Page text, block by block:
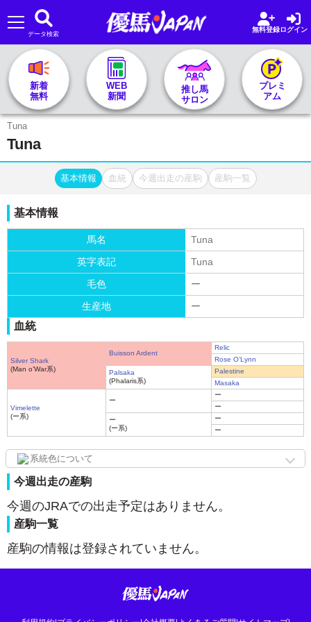
🏇 推し馬サロンTOP
レース一覧
プラン案内
データ検索
無料登録ログイン
新着
無料
WEB
新聞
推し馬
サロン
プレミ
アム
Tuna
Tuna
基本情報 血統 今週出走の産駒 産駒一覧
基本情報
馬名
Tuna
英字表記
Tuna
毛色
ー
生産地
ー
血統
Silver Shark
(Man o’War系)
Buisson Ardent
Relic
Rose O’Lynn
Palsaka
(Phalaris系)
Palestine
Masaka
Vimelette
(ー系)
ー
ー
ー
ー
(ー系)
ー
ー
系統色について
今週出走の産駒
今週のJRAでの出走予定はありません。
産駒一覧
産駒の情報は登録されていません。